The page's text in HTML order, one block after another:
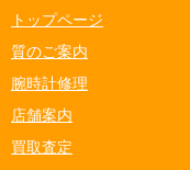
トップページ
質のご案内
腕時計修理
店舗案内
買取査定